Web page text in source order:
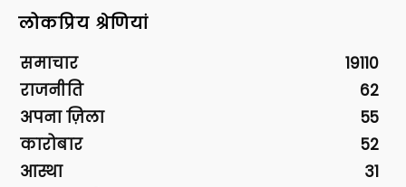
लोकप्रिय श्रेणियां
समाचार
19110
राजनीति
62
अपना ज़िला
55
कारोबार
52
आस्था
31